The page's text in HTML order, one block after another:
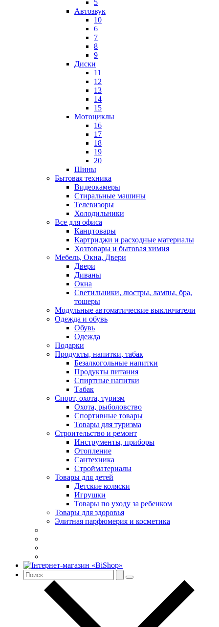
5
Автозвук
10
6
7
8
9
Диски
11
12
13
14
15
Мотоциклы
16
17
18
19
20
Шины
Бытовая техника
Видеокамеры
Стиральные машины
Телевизоры
Холодильники
Все для офиса
Канцтовары
Картриджи и расходные материалы
Хозтовары и бытовая химия
Мебель, Окна, Двери
Двери
Диваны
Окна
Светильники, люстры, лампы, бра,
тошеры
Модульные автоматические выключатели
Одежда и обувь
Обувь
Одежда
Подарки
Продукты, напитки, табак
Безалкогольные напитки
Продукты питания
Спиртные напитки
Табак
Спорт, охота, туризм
Охота, рыболовство
Спортивные товары
Товары для туризма
Строительство и ремонт
Инструменты, приборы
Отопление
Сантехника
Стройматериалы
Товары для детей
Детские коляски
Игрушки
Товары по уходу за ребенком
Товары для здоровья
Элитная парфюмерия и косметика